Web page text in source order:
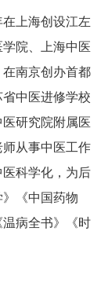
在上海创设江左
院、上海中医
南京创办首都
中医进修学校
医研究院附属医
从事中医工作
科学化，为后
《中国药物
病全书》《时